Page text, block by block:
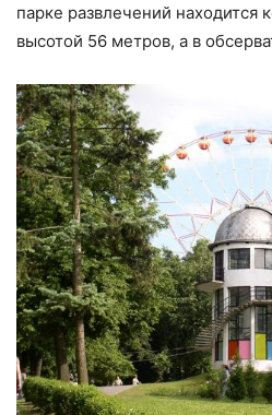
парке развлечений находится
высотой 56 метров, а в